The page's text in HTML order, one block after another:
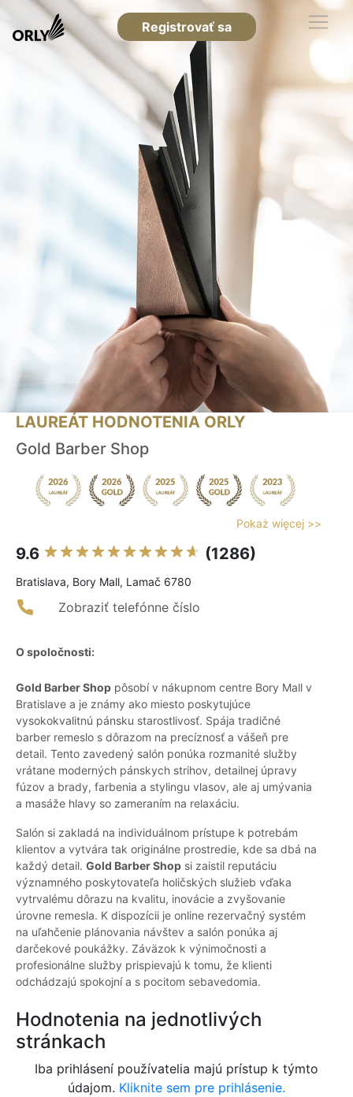
Registrovať sa
LAUREÁT HODNOTENIA ORLY
Gold Barber Shop
Pokaż więcej >>
9.6 (1286)
Bratislava, Bory Mall, Lamač 6780
Zobraziť telefónne číslo
O spoločnosti:
Gold Barber Shop pôsobí v nákupnom centre Bory Mall v
Bratislave a je známy ako miesto poskytujúce
vysokokvalitnú pánsku starostlivosť. Spája tradičné
barber remeslo s dôrazom na precíznosť a vášeň pre
detail. Tento zavedený salón ponúka rozmanité služby
vrátane moderných pánskych strihov, detailnej úpravy
fúzov a brady, farbenia a stylingu vlasov, ale aj umývania
a masáže hlavy so zameraním na relaxáciu.
Salón si zakladá na individuálnom prístupe k potrebám
klientov a vytvára tak originálne prostredie, kde sa dbá na
každý detail. Gold Barber Shop si zaistil reputáciu
významného poskytovateľa holičských služieb vďaka
vytrvalému dôrazu na kvalitu, inovácie a zvyšovanie
úrovne remesla. K dispozícii je online rezervačný systém
na uľahčenie plánovania návštev a salón ponúka aj
darčekové poukážky. Záväzok k výnimočnosti a
profesionálne služby prispievajú k tomu, že klienti
odchádzajú spokojní a s pocitom sebavedomia.
Hodnotenia na jednotlivých
stránkach
Iba prihlásení používatelia majú prístup k týmto
údajom. Kliknite sem pre prihlásenie.